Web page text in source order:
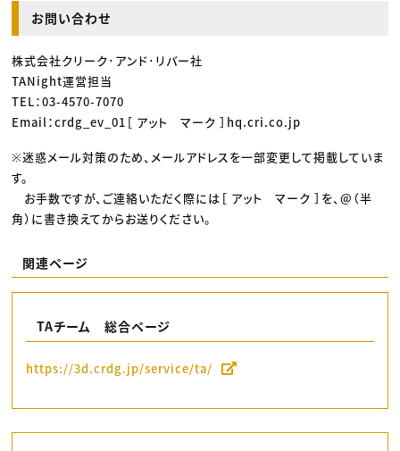
お問い合わせ
株式会社クリーク･アンド･リバー社
TANight運営担当
TEL：03-4570-7070
Email：crdg_ev_01［ アット マーク ］hq.cri.co.jp
※迷惑メール対策のため、メールアドレスを一部変更して掲載していま
す。
お手数ですが、ご連絡いただく際には［ アット マーク ］を、@（半
角）に書き換えてからお送りください。
関連ページ
TAチーム 総合ページ
https://3d.crdg.jp/service/ta/